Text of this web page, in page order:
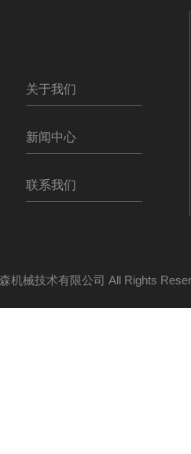
关于我们
新闻中心
联系我们
机械技术有限公司 All Rights